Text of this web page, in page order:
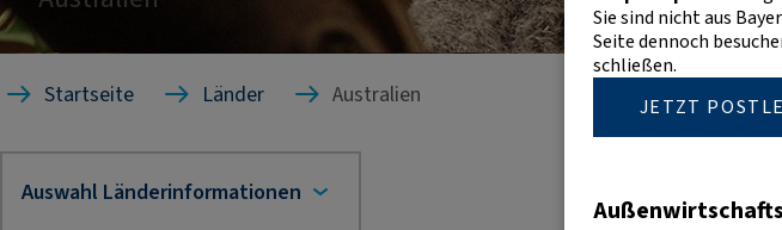
Startseite Länder Australien
Sie sind nicht aus
Seite dennoch
schließen.
JETZT